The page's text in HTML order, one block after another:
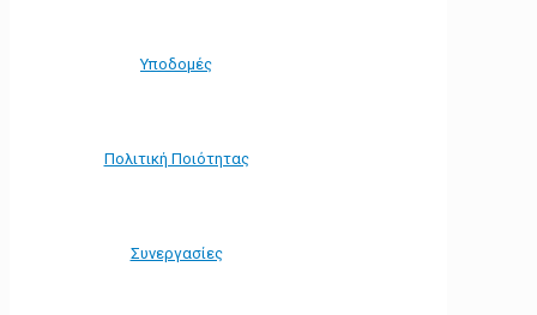
Υποδομές
Πολιτική Ποιότητας
Συνεργασίες